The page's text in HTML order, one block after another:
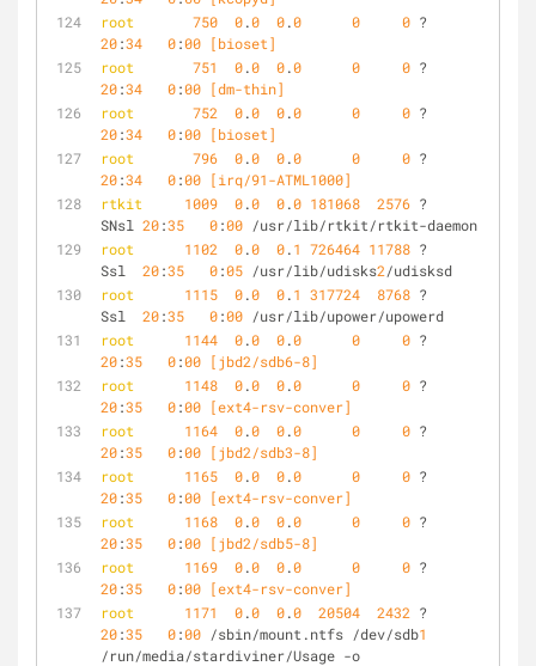
root
750 0.0 0.0 0 0
20:34 0:00 [bioset]
root
751 0.0 0.0 0 0
20:34 0:00 [dm-thin]
root
752 0.0 0.0 0 0
20:34 0:00 [bioset]
root
796 0.0 0.0 0 0
20:34 0:00 [irq/91-ATML1000]
rtkit
1009 0.0 0.0 181068 2576 ?
SNsl 20:35 0:00 /usr/lib/rtkit/rtkit-daemon
root
1102 0.0 0.1 726464 11788 ?
Ssl 20:35 0:05 /usr/lib/udisks2/udisksd
root
1115 0.0 0.1 317724 8768 ?
Ssl 20:35 0:00 /usr/lib/upower/upowerd
root
1144 0.0 0.0 0 0
20:35 0:00 [jbd2/sdb6-8]
root
1148 0.0 0.0 0 0
20:35 0:00 [ext4-rsv-conver]
root
1164 0.0 0.0 0 0
20:35 0:00 [jbd2/sdb3-8]
root
1165 0.0 0.0 0 0
20:35 0:00 [ext4-rsv-conver]
root
1168 0.0 0.0 0 0
20:35 0:00 [jbd2/sdb5-8]
root
1169 0.0 0.0 0 0
20:35 0:00 [ext4-rsv-conver]
root
1171 0.0 0.0 20504 2432
20:35 0:00 /sbin/mount.ntfs /dev/sdb1
/run/media/stardiviner/Usage -o